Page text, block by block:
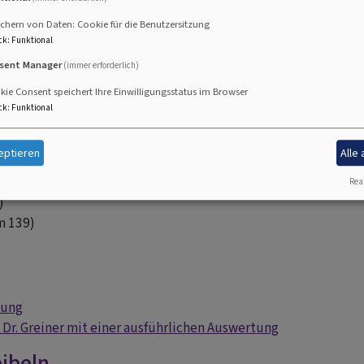
6,24-26)
15,11-32)
139)
Greiner mit einer ausführlichen Auswertung
von Daten: Cookie für die Benutzersitzung
: Funktional
Manager(immer erforderlich)
Consent speichert Ihre Einwilligungsstatus im Browser
: Funktional
Alle